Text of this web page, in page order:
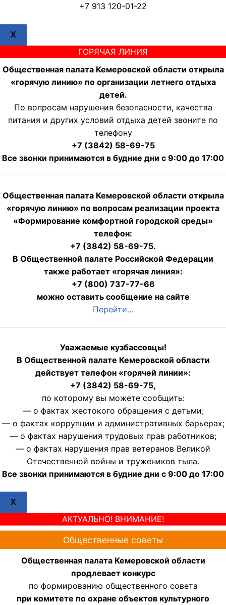
+7 913 120-01-22
X
ГОРЯЧАЯ ЛИНИЯ
Общественная палата Кемеровской области открыла
«горячую линию» по организации летнего отдыха
детей.
По вопросам нарушения безопасности, качества
питания и других условий отдыха детей звоните по
телефону
+7 (3842) 58-69-75
Все звонки принимаются в будние дни с 9:00 до 17:00
Общественная палата Кемеровской области открыла
«горячую линию» по вопросам реализации проекта
«Формирование комфортной городской среды»
телефон:
+7 (3842) 58-69-75.
В Общественной палате Российской Федерации
также работает «горячая линия»:
+7 (800) 737-77-66
можно оставить сообщение на сайте
Перейти…
Уважаемые кузбассовцы!
В Общественной палате Кемеровской области
действует телефон «горячей линии»:
+7 (3842) 58-69-75,
по которому вы можете сообщить:
— о фактах жестокого обращения с детьми;
— о фактах коррупции и административных барьерах;
— о фактах нарушения трудовых прав работников;
— о фактах нарушения прав ветеранов Великой
Отечественной войны и тружеников тыла.
Все звонки принимаются в будние дни с 9:00 до 17:00
X
АКТУАЛЬНО! ВНИМАНИЕ!
Общественные советы
Общественная палата Кемеровской области
продлевает конкурс
по формированию общественного совета
при комитете по охране объектов культурного